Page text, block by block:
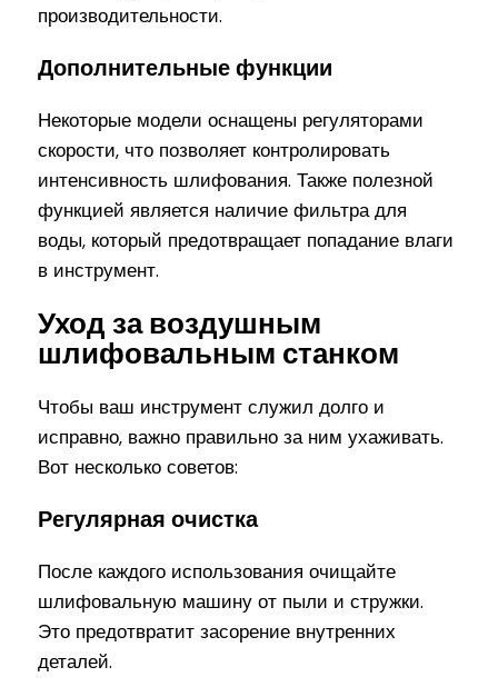
производительности.
Дополнительные функции
Некоторые модели оснащены регуляторами
скорости, что позволяет контролировать
интенсивность шлифования. Также полезной
функцией является наличие фильтра для
воды, который предотвращает попадание влаги
в инструмент.
Уход за воздушным
шлифовальным станком
Чтобы ваш инструмент служил долго и
исправно, важно правильно за ним ухаживать.
Вот несколько советов:
Регулярная очистка
После каждого использования очищайте
шлифовальную машину от пыли и стружки.
Это предотвратит засорение внутренних
деталей.